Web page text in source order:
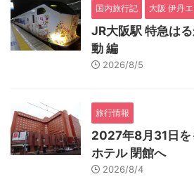
国内旅行記 大阪 伊丹
JR大阪駅 特急は
動 編
2026/8/5
旅行情報
2027年8月31日を
ホテル 閉館へ
2026/8/4